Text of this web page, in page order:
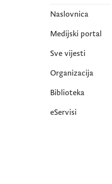
Naslovnica
Medijski portal
Sve vijesti
Organizacija
Biblioteka
eServisi